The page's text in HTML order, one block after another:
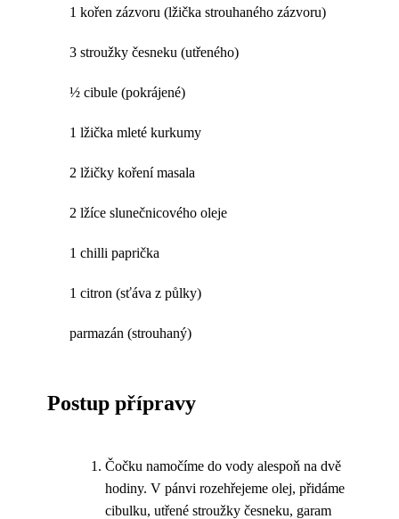
1 kořen zázvoru (lžička strouhaného zázvoru)
3 stroužky česneku (utřeného)
½ cibule (pokrájené)
1 lžička mleté kurkumy
2 lžičky koření masala
2 lžíce slunečnicového oleje
1 chilli paprička
1 citron (sťáva z půlky)
parmazán (strouhaný)
Postup přípravy
Čočku namočíme do vody alespoň na dvě
hodiny. V pánvi rozehřejeme olej, přidáme
cibulku, utřené stroužky česneku, garam